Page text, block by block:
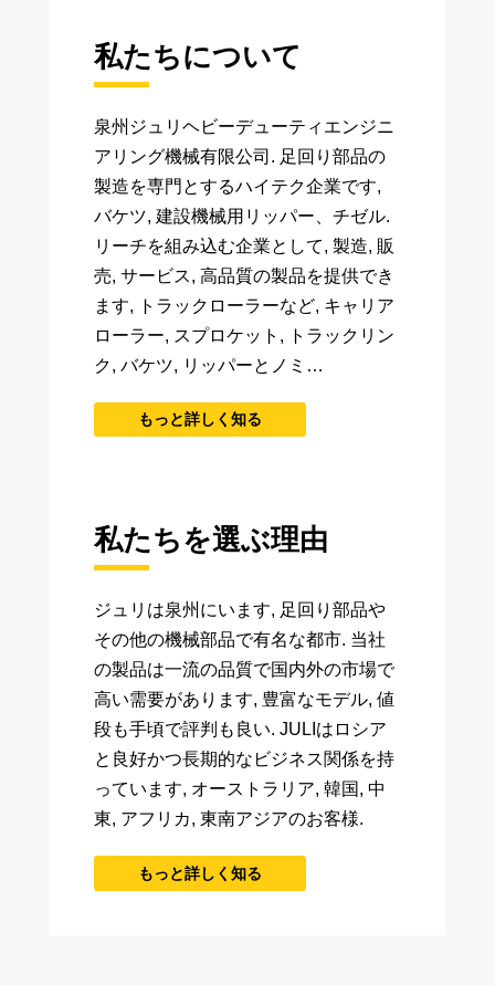
私たちについて
泉州ジュリヘビーデューティエンジニ
アリング機械有限公司. 足回り部品の
製造を専門とするハイテク企業です,
バケツ, 建設機械用リッパー、チゼル.
リーチを組み込む企業として, 製造, 販
売, サービス, 高品質の製品を提供でき
ます, トラックローラーなど, キャリア
ローラー, スプロケット, トラックリン
ク, バケツ, リッパーとノミ…
もっと詳しく知る
私たちを選ぶ理由
ジュリは泉州にいます, 足回り部品や
その他の機械部品で有名な都市. 当社
の製品は一流の品質で国内外の市場で
高い需要があります, 豊富なモデル, 値
段も手頃で評判も良い. JULIはロシア
と良好かつ長期的なビジネス関係を持
っています, オーストラリア, 韓国, 中
東, アフリカ, 東南アジアのお客様.
もっと詳しく知る